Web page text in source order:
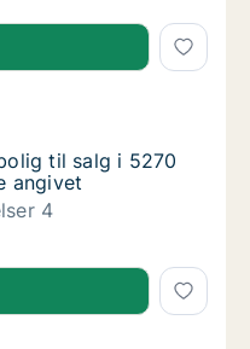
til salg i 5270
i 5270 Odense N, Vej
til salg i 5270
til salg i 5270
angivet
4
til salg i 5270